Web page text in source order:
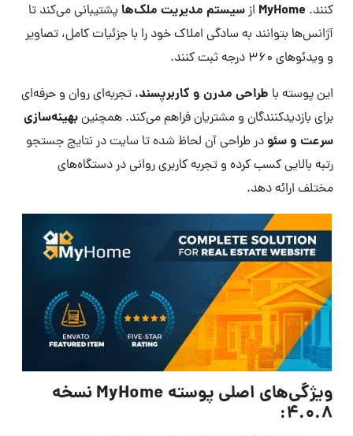
کنند. MyHome ازسیستم مدیریت ملک‌ها پشتیبانی می‌کند تا
آژانس‌ها بتوانند به سادگی املاک خود را با جزئیات کامل، تصاویر
و ویدئوهای ۳۶۰ درجه ثبت کنند.
این پوسته با طراحی مدرن و کاربرپسند، تجربه‌ای روان و حرفه‌ای
برای بازدیدکنندگان و مشتریان فراهم می‌کند. همچنینبهینه‌سازی
سرعت و سئو در طراحی آن لحاظ شده تا سایت در نتایج جستجو
رتبه بالایی کسب کرده و تجربه کاربری روانی در دستگاه‌های
مختلف ارائه دهد.
ویژگی‌های اصلی پوسته MyHome نسخه
4.0.8: